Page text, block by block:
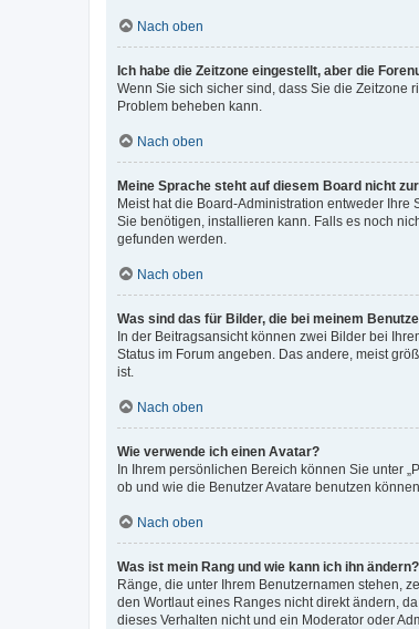
Nach oben
Ich habe die Zeitzone eingestellt, aber die
Wenn Sie sich sicher sind, dass Sie die Zeitzone
Problem beheben kann.
Nach oben
Meine Sprache steht auf diesem Board nicht
Meist hat die Board-Administration entweder
Sie benötigen, installieren kann. Falls es noch
gefunden werden.
Nach oben
Was sind das für Bilder, die bei meinem
In der Beitragsansicht können zwei Bilder bei
Status im Forum angeben. Das andere, meist
ist.
Nach oben
Wie verwende ich einen Avatar?
In Ihrem persönlichen Bereich können Sie unter
ob und wie die Benutzer Avatare benutzen
Nach oben
Was ist mein Rang und wie kann ich ihn ändern?
Ränge, die unter Ihrem Benutzernamen stehen,
den Wortlaut eines Ranges nicht direkt ändern,
dieses Verhalten nicht und ein Moderator oder